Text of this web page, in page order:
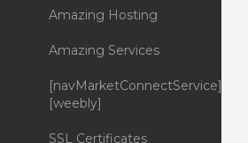
Amazing Hosting
Amazing Services
[navMarketConnectService]
[weebly]
SSL Certificates